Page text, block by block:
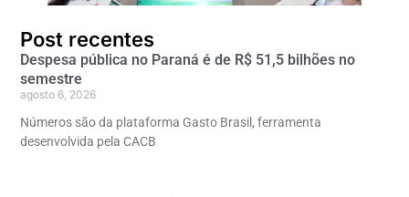
Post recentes
Despesa pública no Paraná é de R$ 51,5 bilhões no
semestre
agosto 6, 2026
Números são da plataforma Gasto Brasil, ferramenta
desenvolvida pela CACB